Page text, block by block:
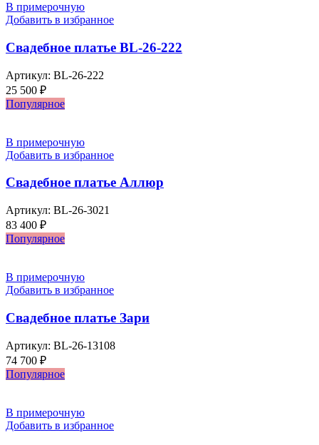
В примерочную
Добавить в избранное
Свадебное платье BL-26-222
Артикул: BL-26-222
25 500 ₽
Популярное
В примерочную
Добавить в избранное
Свадебное платье Аллюр
Артикул: BL-26-3021
83 400 ₽
Популярное
В примерочную
Добавить в избранное
Свадебное платье Зари
Артикул: BL-26-13108
74 700 ₽
Популярное
В примерочную
Добавить в избранное